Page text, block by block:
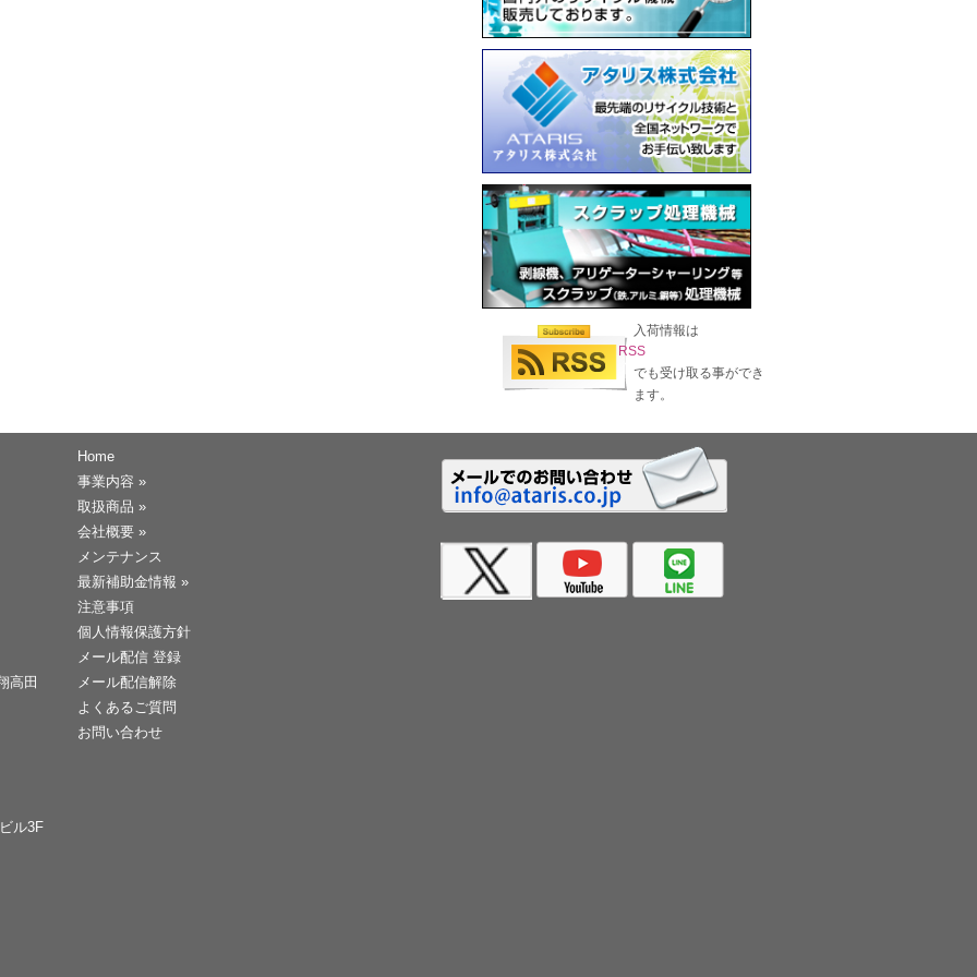
入荷情報は
RSS
でも受け取る事ができ
ます。
高田
ル3F
Home
事業内容 »
取扱商品 »
会社概要 »
メンテナンス
最新補助金情報 »
注意事項
個人情報保護方針
メール配信 登録
メール配信解除
よくあるご質問
お問い合わせ